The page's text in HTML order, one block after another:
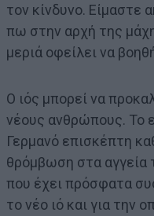
τον κίνδυνο. Είμαστε
πω στην αρχή της
μεριά οφείλει να
Ο ιός μπορεί να
νέους ανθρώπους. Το
Γερμανό επισκέπτη
θρόμβωση στα αγγεία
που έχει πρόσφατα
το νέο ιό και για την